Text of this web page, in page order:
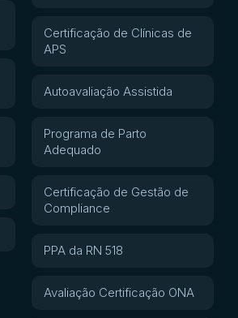
Certificação de Clínicas de
APS
Autoavaliação Assistida
Programa de Parto
Adequado
Certificação de Gestão de
Compliance
PPA da RN 518
Avaliação Certificação ONA